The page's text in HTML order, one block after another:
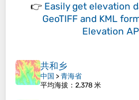
👉 Easily get elevation
GeoTIFF and KML
Elevation
共和乡
中国 >青海省
平均海拔 ：2,378 米